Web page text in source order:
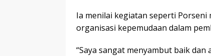
Ia menilai kegiatan seperti
organisasi kepemudaan dalam
“Saya sangat menyambut baik